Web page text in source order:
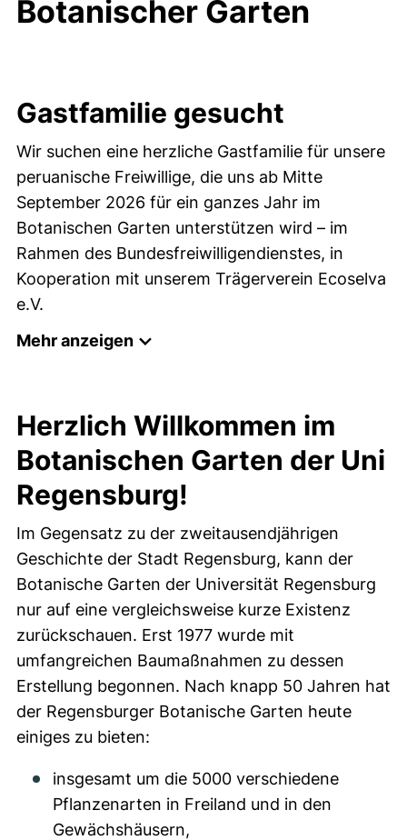
Botanischer Garten
Gastfamilie gesucht
Wir suchen eine herzliche Gastfamilie für unsere
peruanische Freiwillige, die uns ab Mitte
September 2026 für ein ganzes Jahr im
Botanischen Garten unterstützen wird – im
Rahmen des Bundesfreiwilligendienstes, in
Kooperation mit unserem Trägerverein Ecoselva
e.V.
Mehr anzeigen
Herzlich Willkommen im
Botanischen Garten der Uni
Regensburg!
Im Gegensatz zu der zweitausendjährigen
Geschichte der Stadt Regensburg, kann der
Botanische Garten der Universität Regensburg
nur auf eine vergleichsweise kurze Existenz
zurückschauen. Erst 1977 wurde mit
umfangreichen Baumaßnahmen zu dessen
Erstellung begonnen. Nach knapp 50 Jahren hat
der Regensburger Botanische Garten heute
einiges zu bieten:
insgesamt um die 5000 verschiedene
Pflanzenarten in Freiland und in den
Gewächshäusern,